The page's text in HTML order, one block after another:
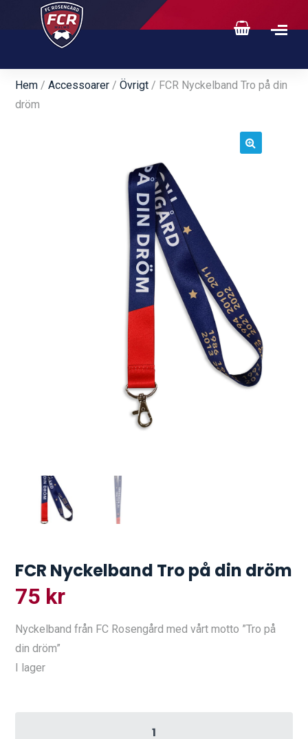
Hem /Accessoarer /Övrigt / FCR Nyckelband Tro på din
dröm
FCR Nyckelband Tro på din dröm
75 kr
Nyckelband från FC Rosengård med vårt motto ”Tro på
din dröm”
I lager